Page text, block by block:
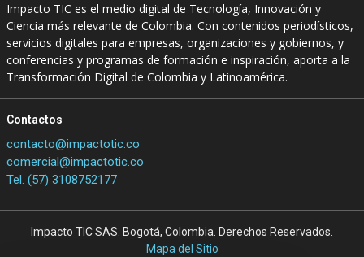
Impacto TIC es el medio digital de Tecnología, Innovación y
Ciencia más relevante de Colombia. Con contenidos periodísticos,
servicios digitales para empresas, organizaciones y gobiernos, y
conferencias y programas de formación e inspiración, aporta a la
Transformación Digital de Colombia y Latinoamérica.
Contactos
contacto@impactotic.co
comercial@impactotic.co
Tel. (57) 3108752177
Impacto TIC SAS. Bogotá, Colombia. Derechos Reservados.
Mapa del Sitio